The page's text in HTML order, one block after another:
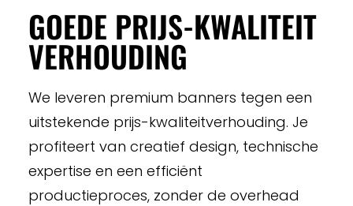
GOEDE PRIJS-KWALITEIT
VERHOUDING
We leveren premium banners tegen een
uitstekende prijs-kwaliteitverhouding. Je
profiteert van creatief design, technische
expertise en een efficiënt
productieproces, zonder de overhead